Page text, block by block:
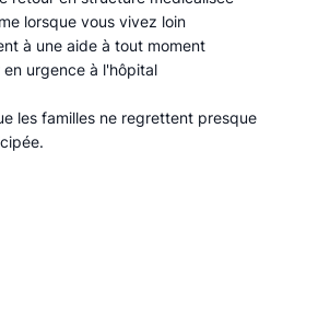
lorsque vous vivez loin
à une aide à tout moment
urgence à l'hôpital
les familles ne regrettent presque